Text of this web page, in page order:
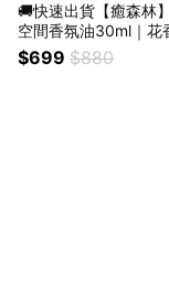
🚚快速出貨【癒森林
空間香氛油30ml｜花
香專用／質感香氛／
經典香氛）
$699 $880